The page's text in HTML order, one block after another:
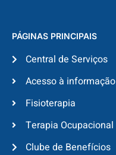
PÁGINAS PRINCIPAIS
Central de Serviços
Acesso à informação
Fisioterapia
Terapia Ocupacional
Clube de Benefícios